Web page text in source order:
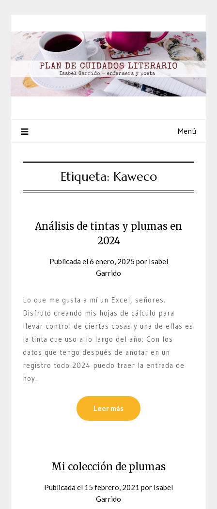
contenido
Menú
Etiqueta: Kaweco
Análisis de tintas y plumas en
2024
Publicada el6 enero, 2025 por Isabel
Garrido
Lo que me gusta a mí un Excel, señores.
Disfruto creando mis hojas de cálculo para
llevar control de ciertas cosas y una de ellas es
la tinta que uso a lo largo del año. Con los
datos que tengo después de anotar en un
registro todo 2024 puedo traer la entrada de
hoy.
Leer más
Mi colección de plumas
Publicada el 15 febrero, 2021 por Isabel
Garrido